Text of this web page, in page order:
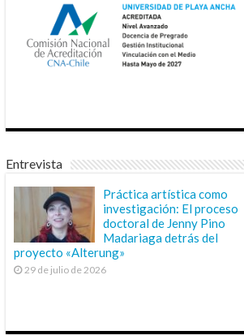
Entrevista
Práctica artística como
investigación: El proceso
doctoral de Jenny Pino
Madariaga detrás del
proyecto «Alterung»
29 de julio de 2026